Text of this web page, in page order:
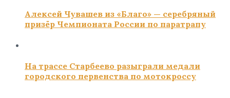
Алексей Чувашев из «Благо» — серебряный
призёр Чемпионата России по паратрапу
На трассе Старбеево разыграли медали
городского первенства по мотокроссу